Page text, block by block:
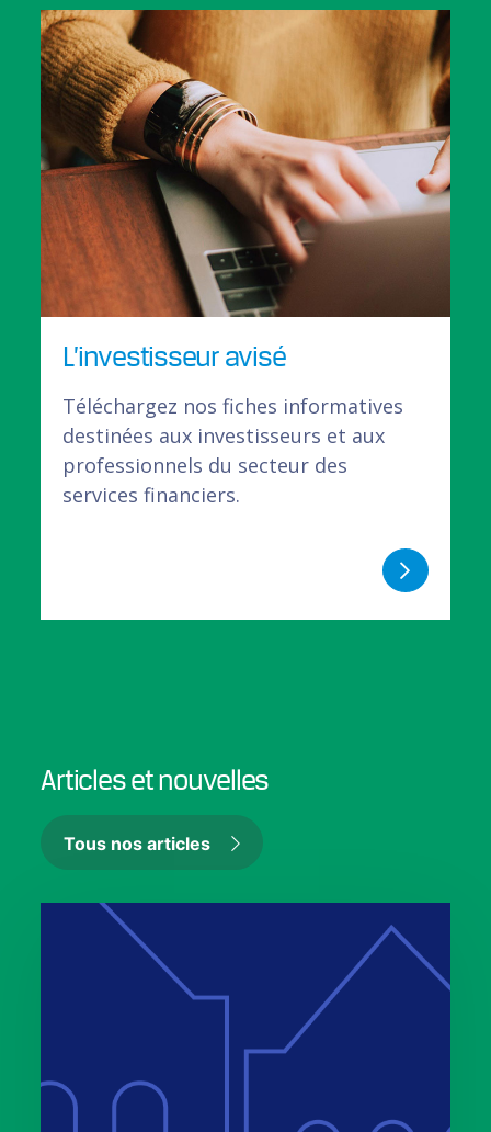
L’investisseur avisé
Téléchargez nos fiches informatives
destinées aux investisseurs et aux
professionnels du secteur des
services financiers.
Articles et nouvelles
Tous nos articles